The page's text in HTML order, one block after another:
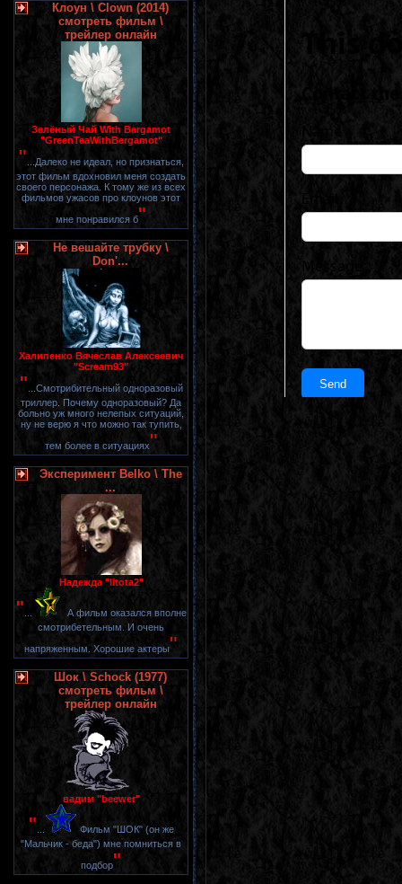
Клоун \ Clown (2014)
смотреть фильм \
трейлер онлайн
Зелёный Чай With Bergamot
"GreenTeaWithBergamot"
" ...Далеко не идеал, но признаться,
этот фильм вдохновил меня создать
своего персонажа. К тому же из всех
фильмов ужасов про клоунов этот
мне понравился б"
Не вешайте трубку \
Don'...
Халипенко Вячеслав Алексеевич
"Scream93"
" ...Смотрибительный одноразовый
триллер. Почему одноразовый? Да
больно уж много нелепых ситуаций,
ну не верю я что можно так тупить,
тем более в ситуациях"
Эксперимент Belko \ The
...
Надежда "litota2"
"
А фильм оказался вполне
смотрибетельным. И очень
напряженным. Хорошие актеры"
Шок \ Schock (1977)
смотреть фильм \
трейлер онлайн
вадим "beewer"
"
Фильм "ШОК" (он же
"Мальчик - беда") мне помниться в
подбор"